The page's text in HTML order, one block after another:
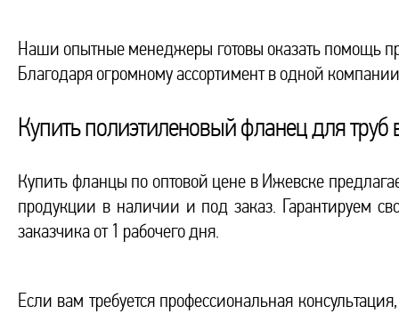
Наши опытные менеджеры готовы оказать помощь
Благодаря огромному ассортимент в одной
Купить полиэтиленовый фланец для труб
Купить фланцы по оптовой цене в Ижевске
продукции в наличии и под заказ. Гарантируем
заказчика от 1 рабочего дня.
Если вам требуется профессиональная